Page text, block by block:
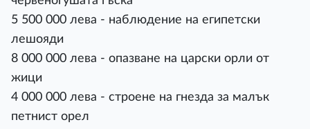
5 500 000 лева - наблюдение на египетски
лешояди
8 000 000 лева - опазване на царски орли от
жици
4 000 000 лева - строене на гнезда за малък
петнист орел